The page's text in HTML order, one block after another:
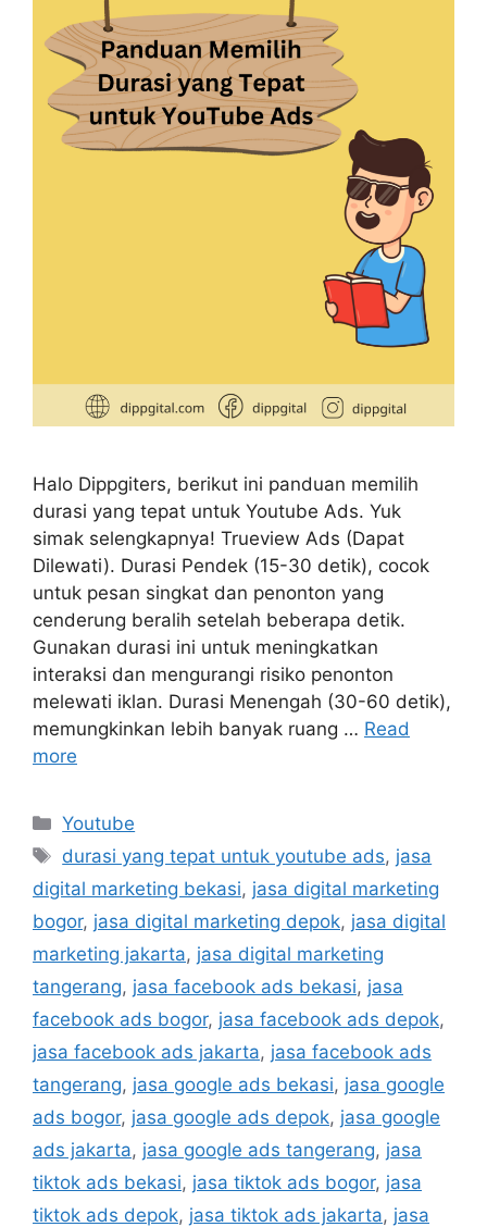
Halo Dippgiters, berikut ini panduan memilih
durasi yang tepat untuk Youtube Ads. Yuk
simak selengkapnya! Trueview Ads (Dapat
Dilewati). Durasi Pendek (15-30 detik), cocok
untuk pesan singkat dan penonton yang
cenderung beralih setelah beberapa detik.
Gunakan durasi ini untuk meningkatkan
interaksi dan mengurangi risiko penonton
melewati iklan. Durasi Menengah (30-60 detik),
memungkinkan lebih banyak ruang … Read
more
Youtube
durasi yang tepat untuk youtube ads, jasa
digital marketing bekasi, jasa digital marketing
bogor, jasa digital marketing depok, jasa digital
marketing jakarta, jasa digital marketing
tangerang, jasa facebook ads bekasi, jasa
facebook ads bogor, jasa facebook ads depok,
jasa facebook ads jakarta, jasa facebook ads
tangerang, jasa google ads bekasi, jasa google
ads bogor, jasa google ads depok, jasa google
ads jakarta, jasa google ads tangerang, jasa
tiktok ads bekasi, jasa tiktok ads bogor, jasa
tiktok ads depok, jasa tiktok ads jakarta, jasa